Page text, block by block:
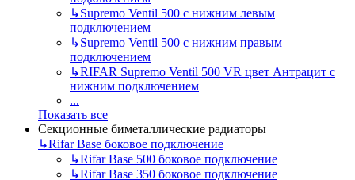
↳Supremo Ventil 500 с нижним левым
подключением
↳Supremo Ventil 500 с нижним правым
подключением
↳RIFAR Supremo Ventil 500 VR цвет Антрацит с
нижним подключением
...
Показать все
Секционные биметаллические радиаторы
↳Rifar Base боковое подключение
↳Rifar Base 500 боковое подключение
↳Rifar Base 350 боковое подключение